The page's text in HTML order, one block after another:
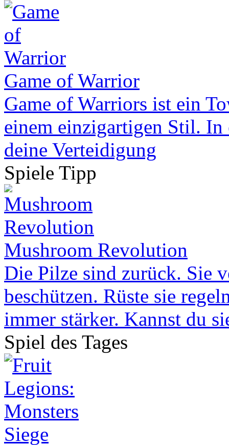
Game of Warrior
Game of Warriors ist ein
einem einzigartigen Stil. In
deine Verteidigung
Spiele Tipp
Mushroom Revolution
Die Pilze sind zurück. Sie
beschützen. Rüste sie
immer stärker. Kannst du
Spiel des Tages